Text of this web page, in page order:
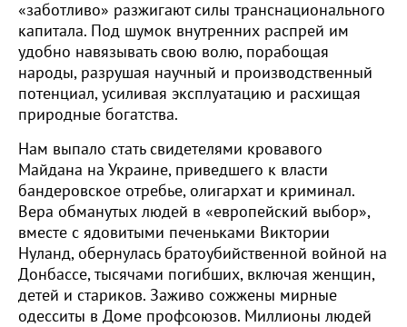
«заботливо» разжигают силы транснационального
капитала. Под шумок внутренних распрей им
удобно навязывать свою волю, порабощая
народы, разрушая научный и производственный
потенциал, усиливая эксплуатацию и расхищая
природные богатства.
Нам выпало стать свидетелями кровавого
Майдана на Украине, приведшего к власти
бандеровское отребье, олигархат и криминал.
Вера обманутых людей в «европейский выбор»,
вместе с ядовитыми печеньками Виктории
Нуланд, обернулась братоубийственной войной на
Донбассе, тысячами погибших, включая женщин,
детей и стариков. Заживо сожжены мирные
одесситы в Доме профсоюзов. Миллионы людей